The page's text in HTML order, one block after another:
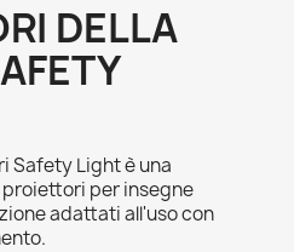
DELLA
Safety Light è una
per insegne
adattati all'uso con